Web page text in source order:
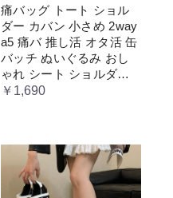
痛バッグ トート ショル
ダー カバン 小さめ 2way
a5 痛バ 推し活 オタ活 缶
バッチ ぬいぐるみ おし
ゃれ シート ショルダー
バッグ 透明 ポケット ク
￥1,690